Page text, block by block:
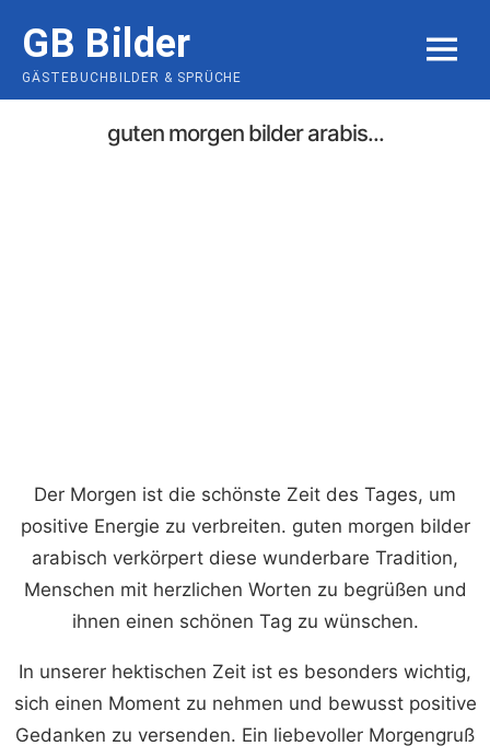
content
GB Bilder
GÄSTEBUCHBILDER & SPRÜCHE
MENU
guten morgen bilder arabis...
Der Morgen ist die schönste Zeit des Tages, um
positive Energie zu verbreiten. guten morgen bilder
arabisch verkörpert diese wunderbare Tradition,
Menschen mit herzlichen Worten zu begrüßen und
ihnen einen schönen Tag zu wünschen.
In unserer hektischen Zeit ist es besonders wichtig,
sich einen Moment zu nehmen und bewusst positive
Gedanken zu versenden. Ein liebevoller Morgengruß